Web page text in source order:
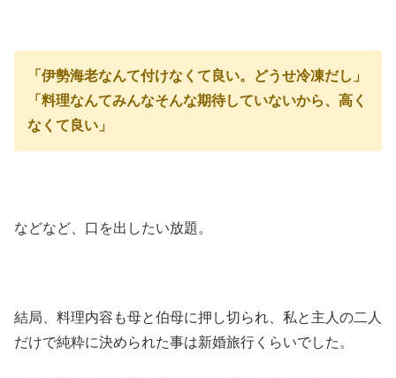
「伊勢海老なんて付けなくて良い。どうせ冷凍だし」
「料理なんてみんなそんな期待していないから、高く
なくて良い」
などなど、口を出したい放題。
結局、料理内容も母と伯母に押し切られ、私と主人の二人
だけで純粋に決められた事は新婚旅行くらいでした。